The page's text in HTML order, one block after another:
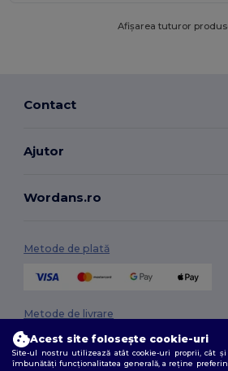
Afișarea tuturor
Contact
Ajutor
Wordans.ro
Metode de plată
Metode de livrare
Acest site folosește cookie-uri
Site-ul nostru utilizează atât cookie-uri proprii, cât
îmbunătăți funcționalitatea generală, a reține